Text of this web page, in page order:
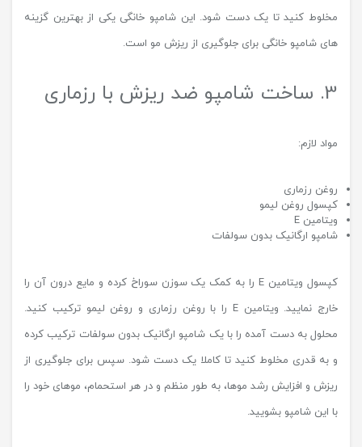
مخلوط کنید تا یک دست شود. این شامپو خانگی یکی از بهترین گزینه
های شامپو خانگی برای جلوگیری از ریزش مو است.
3. ساخت شامپو ضد ریزش با رزماری
مواد لازم:
روغن رزماری
کپسول روغن لیمو
ویتامین E
شامپو ارگانیک بدون سولفات
کپسول ویتامین E را به کمک یک سوزن سوراخ کرده و مایع درون آن را
خارج نمایید. ویتامین E را با روغن رزماری و روغن لیمو ترکیب کنید.
محلول به دست آمده را با یک شامپو ارگانیک بدون سولفات ترکیب کرده
و به قدری مخلوط کنید تا کاملا یک دست شود. سپس برای جلوگیری از
ریزش و افزایش رشد موها، به طور منظم و در هر استحمام، موهای خود را
با این شامپو بشویید.